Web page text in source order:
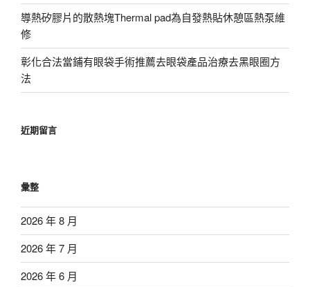
導熱矽膠片的散熱塊Thermal pad為自發熱貼休憩區熱泵維
修
彰化合法當鋪有眼袋手術推薦去眼袋產品治療去黑眼圈方
法
近期留言
彙整
2026 年 8 月
2026 年 7 月
2026 年 6 月